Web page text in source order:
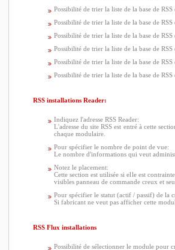
Possibilité de trier la liste de la base de
Possibilité de trier la liste de la base de
Possibilité de trier la liste de la base de
Possibilité de trier la liste de la base de
Possibilité de trier la liste de la base de
Possibilité de trier la liste de la base de
RSS installations Reader:
Indiquez l'adresse RSS Reader:
L'adresse du site RSS est entré à cette
chaque modulaire.
Pour spécifier le nombre de point de vue:
Le nombre d'informations qui veut
Notez le placement:
Cette section est utilisée si elle est
visibles panneau de commande creux et
Pour spécifier le statut (actif / passif) de la
Si fabricant ne veut pas afficher cette
RSS Flux installations
Possibilité de sélectionner le module pour